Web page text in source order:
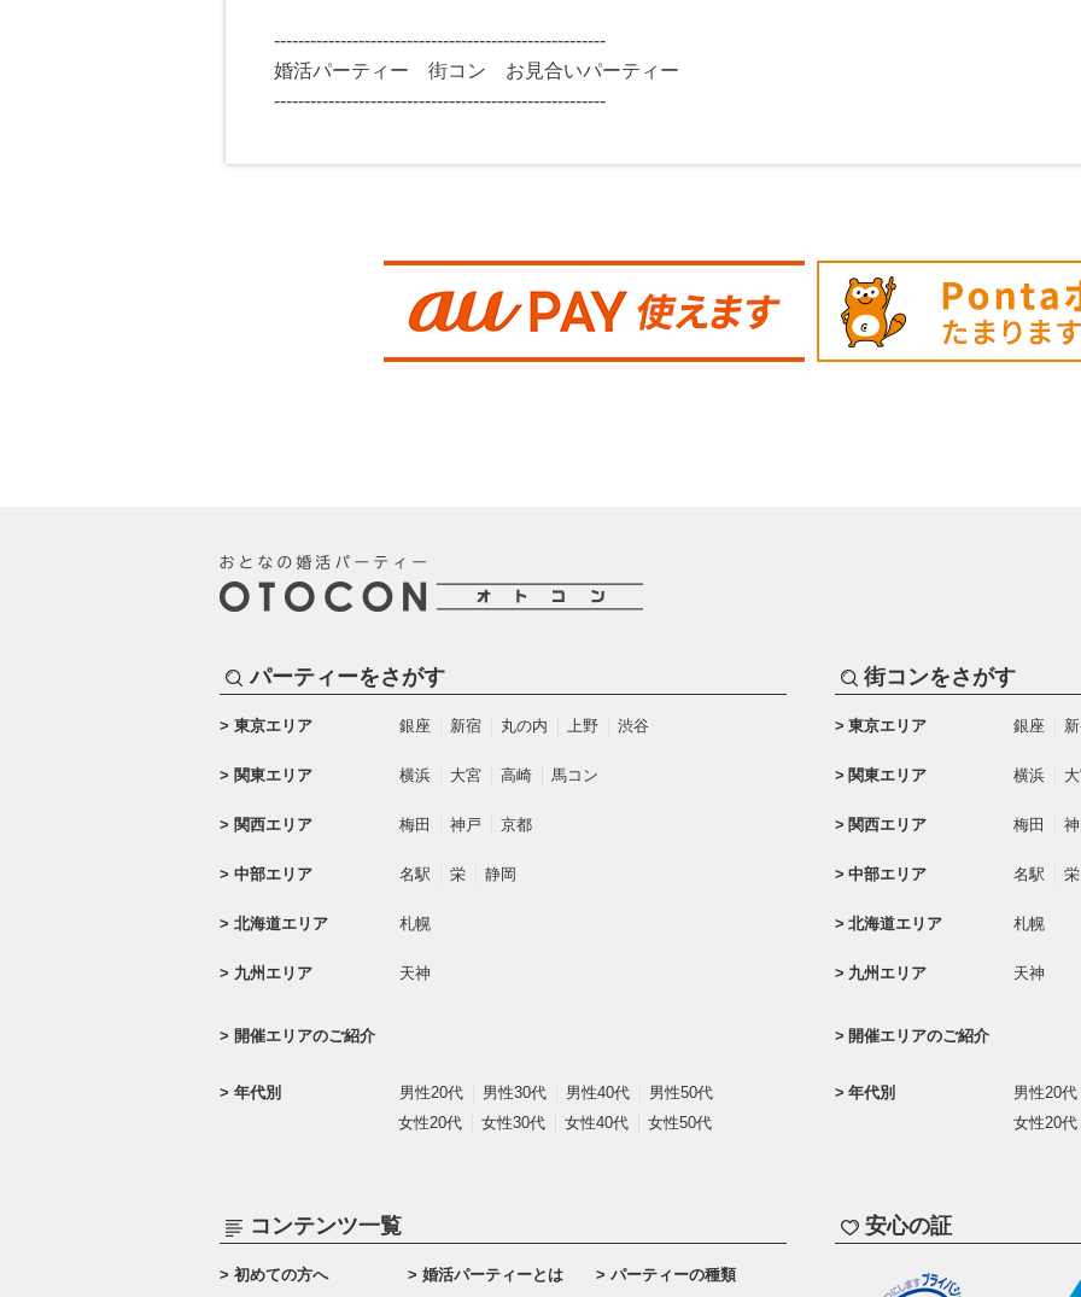
-------------------------------------------------------
婚活パーティー 街コン お見合いパーティー
-------------------------------------------------------
パーティーをさがす
東京エリア 銀座 新宿 丸の内 上野 渋谷
関東エリア 横浜 大宮 高崎 馬コン
関西エリア 梅田 神戸 京都
中部エリア 名駅 栄 静岡
北海道エリア 札幌
九州エリア 天神
開催エリアのご紹介
年代別 男性20代 男性30代 男性40代
男性50代
女性20代
女性30代 女性40代 女性50代
街コンをさがす
東京エリア 銀座
関東エリア 横浜
関西エリア 梅田
中部エリア 名駅 栄
北海道エリア 札幌
九州エリア 天神
開催エリアのご紹介
年代別 男性20代
女性20代
コンテンツ一覧
初めての方へ 婚活パーティーとは パーティーの種類
安心の証